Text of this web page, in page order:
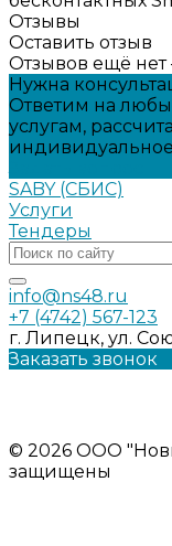
Отзывы
Оставить отзыв
Отзывов ещё нет
Нужна
Ответим на
услугам,
SABY (СБИС)
Услуги
Тендеры
info@ns48.ru
+7 (4742) 567-123
г. Липецк, ул.
Заказать звонок
© 2026 ООО
защищены